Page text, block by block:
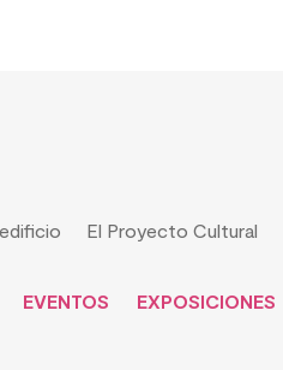
El Proyecto Cultural
EVENTOS EXPOSICIONES